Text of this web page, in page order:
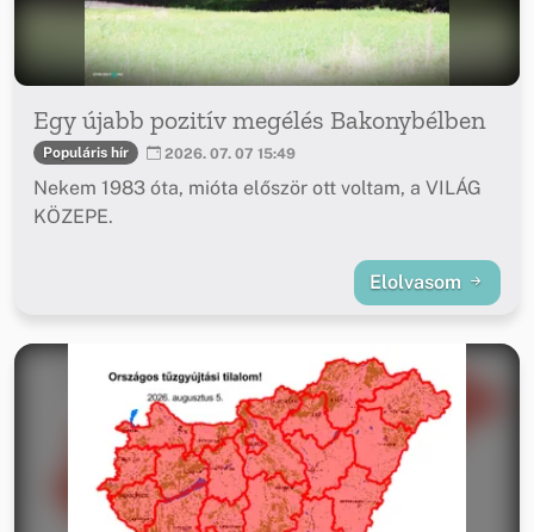
Egy újabb pozitív megélés Bakonybélben
Populáris hír 2026. 07. 07 15:49
Nekem 1983 óta, mióta először ott voltam, a VILÁG
KÖZEPE.
Elolvasom